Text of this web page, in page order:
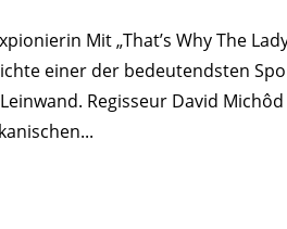
Mit „That’s Why The
einer der bedeutendsten
Regisseur David